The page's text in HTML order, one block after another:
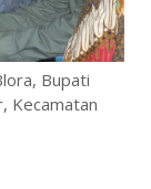
Bupati
Kecamatan